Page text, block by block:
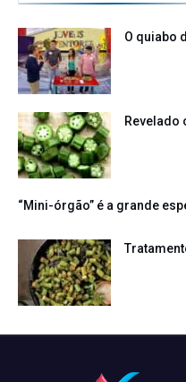
O quiabo
Revelado
“Mini-órgão” é a grande